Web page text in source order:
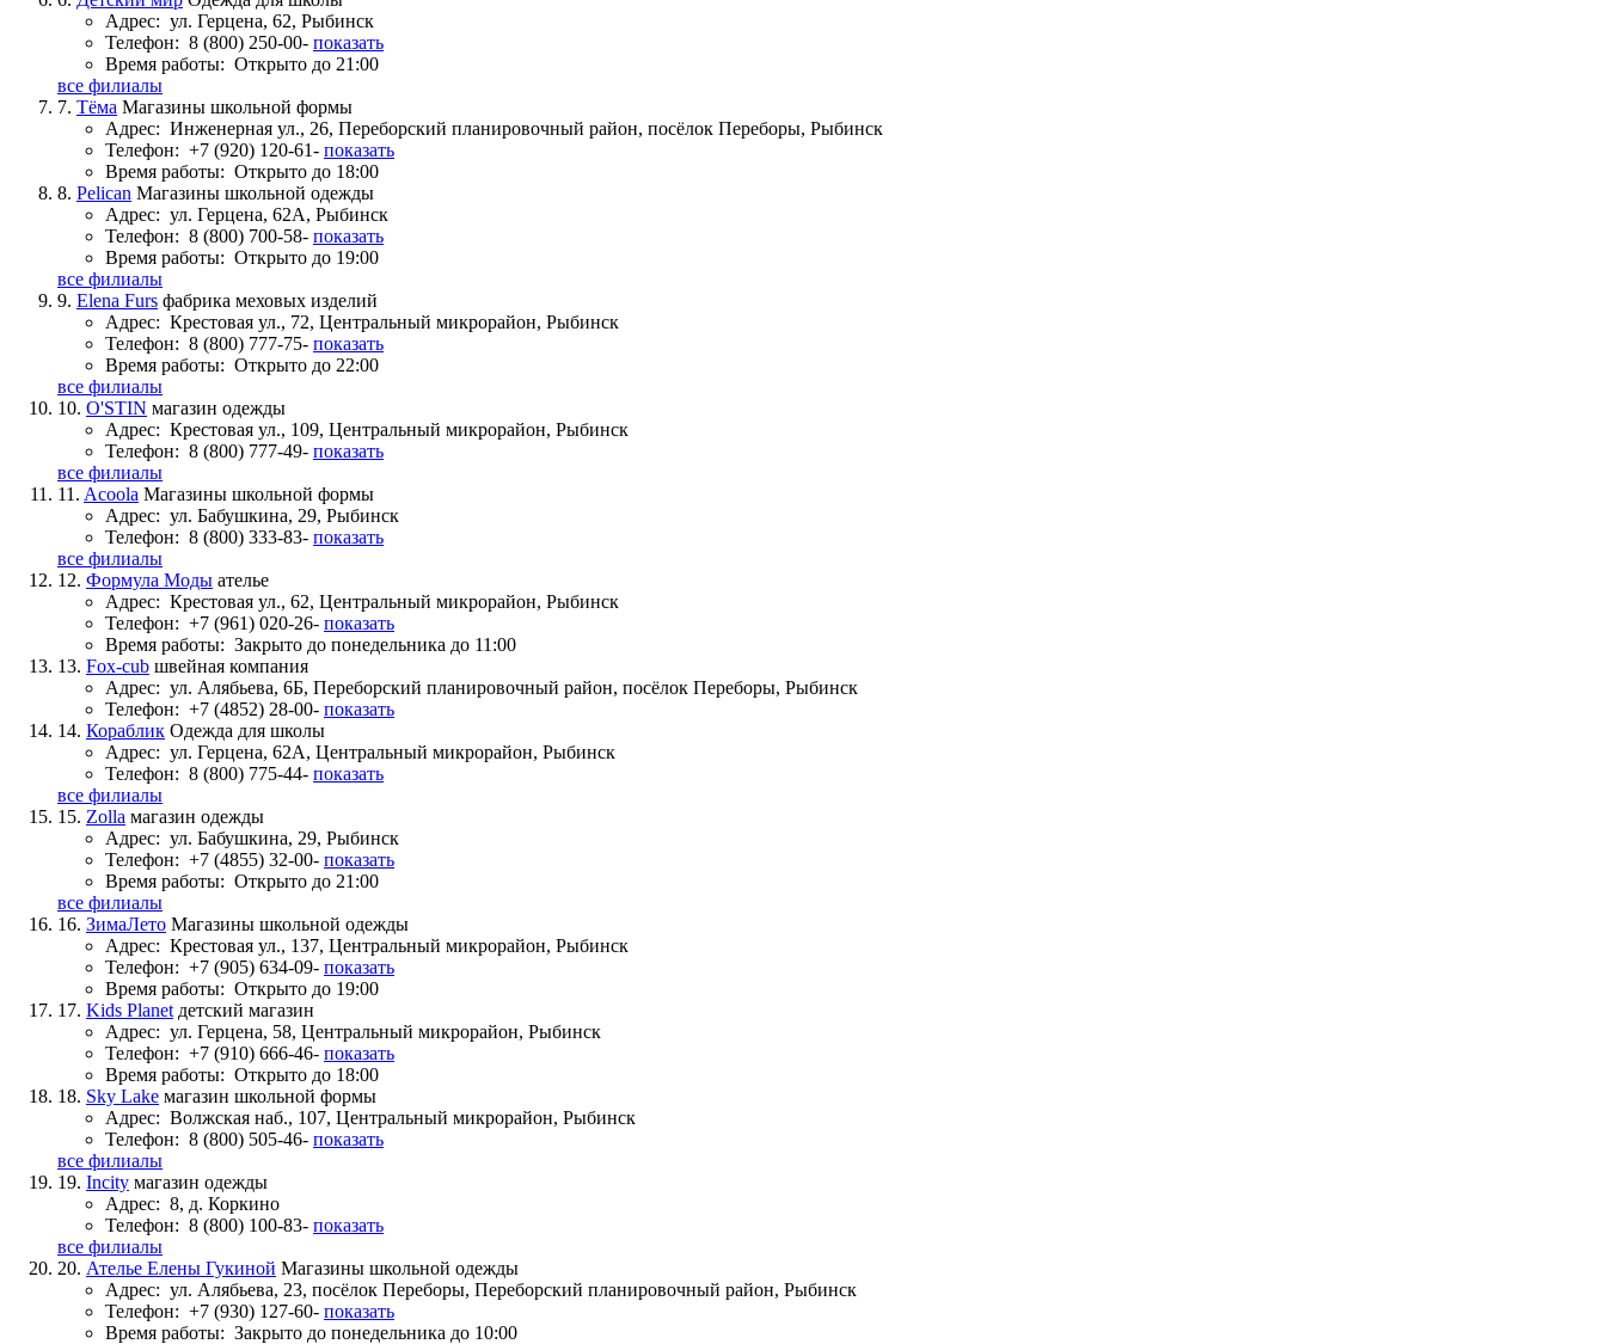
Адрес: ул. Герцена, 62, Рыбинск
Телефон: 8 (800) 250-00- показать
Время работы: Открыто до 21:00
все филиалы
7. Тёма Магазины школьной формы
Адрес: Инженерная ул., 26, Переборский планировочный район, посёлок Переборы, Рыбинск
Телефон: +7 (920) 120-61- показать
Время работы: Открыто до 18:00
8. Pelican Магазины школьной одежды
Адрес: ул. Герцена, 62А, Рыбинск
Телефон: 8 (800) 700-58- показать
Время работы: Открыто до 19:00
все филиалы
9. Elena Furs фабрика меховых изделий
Адрес: Крестовая ул., 72, Центральный микрорайон, Рыбинск
Телефон: 8 (800) 777-75- показать
Время работы: Открыто до 22:00
все филиалы
10. O'STIN магазин одежды
Адрес: Крестовая ул., 109, Центральный микрорайон, Рыбинск
Телефон: 8 (800) 777-49- показать
все филиалы
11. Acoola Магазины школьной формы
Адрес: ул. Бабушкина, 29, Рыбинск
Телефон: 8 (800) 333-83- показать
все филиалы
12. Формула Моды ателье
Адрес: Крестовая ул., 62, Центральный микрорайон, Рыбинск
Телефон: +7 (961) 020-26- показать
Время работы: Закрыто до понедельника до 11:00
13. Fox-cub швейная компания
Адрес: ул. Алябьева, 6Б, Переборский планировочный район, посёлок Переборы, Рыбинск
Телефон: +7 (4852) 28-00- показать
14. Кораблик Одежда для школы
Адрес: ул. Герцена, 62А, Центральный микрорайон, Рыбинск
Телефон: 8 (800) 775-44- показать
все филиалы
15. Zolla магазин одежды
Адрес: ул. Бабушкина, 29, Рыбинск
Телефон: +7 (4855) 32-00- показать
Время работы: Открыто до 21:00
все филиалы
16. ЗимаЛето Магазины школьной одежды
Адрес: Крестовая ул., 137, Центральный микрорайон, Рыбинск
Телефон: +7 (905) 634-09- показать
Время работы: Открыто до 19:00
17. Kids Planet детский магазин
Адрес: ул. Герцена, 58, Центральный микрорайон, Рыбинск
Телефон: +7 (910) 666-46- показать
Время работы: Открыто до 18:00
18. Sky Lake магазин школьной формы
Адрес: Волжская наб., 107, Центральный микрорайон, Рыбинск
Телефон: 8 (800) 505-46- показать
все филиалы
19. Incity магазин одежды
Адрес: 8, д. Коркино
Телефон: 8 (800) 100-83- показать
все филиалы
20. Ателье Елены Гукиной Магазины школьной одежды
Адрес: ул. Алябьева, 23, посёлок Переборы, Переборский планировочный район, Рыбинск
Телефон: +7 (930) 127-60- показать
Время работы: Закрыто до понедельника до 10:00